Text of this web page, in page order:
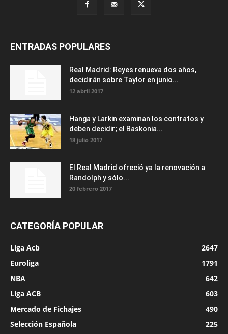
ENTRADAS POPULARES
Real Madrid: Reyes renueva dos años,
decidirán sobre Taylor en junio...
12 abril 2017
Hanga y Larkin examinan los contratos y
deben decidir; el Baskonia...
18 julio 2017
El Real Madrid ofreció ya la renovación a
Randolph y sólo...
20 febrero 2017
CATEGORÍA POPULAR
Liga Acb
2647
Euroliga
1791
NBA
642
Liga ACB
603
Mercado de Fichajes
490
Selección Española
225